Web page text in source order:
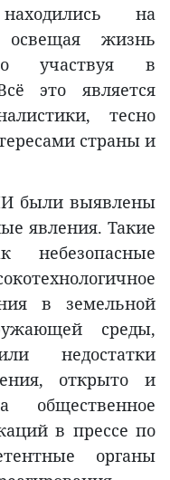
на
освещая жизнь
участвуя в
это является
тесно
страны и
были выявлены
явления. Такие
небезопасные
в земельной
среды,
недостатки
открыто и
в прессе по
органы